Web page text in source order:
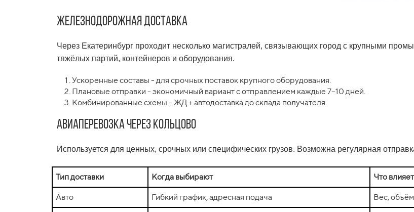
Железнодорожная доставка
Через Екатеринбург проходит несколько магистралей, связывающих город с крупными
тяжёлых партий, контейнеров и оборудования.
Ускоренные составы - для срочных поставок крупного оборудования.
Плановые отправки - экономичный вариант с отправлением каждые 7–10 дней.
Комбинированные схемы - ЖД + автодоставка до склада получателя.
Авиаперевозка через Кольцово
Используется для ценных, срочных или специфических грузов. Возможна регулярная
Тип доставки Когда выбирают Что
Авто Гибкий график, адресная подача Вес,